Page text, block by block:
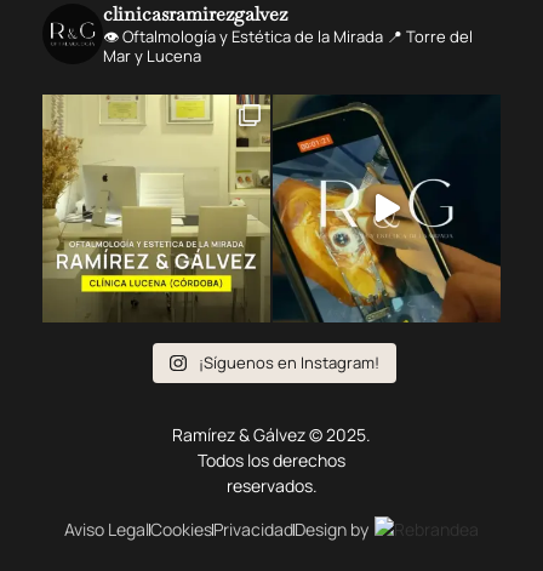
clinicasramirezgalvez
👁️ Oftalmología y Estética de la Mirada 📍 Torre del
Mar y Lucena
¡Síguenos en Instagram!
Ramírez & Gálvez © 2025.
Todos los derechos
reservados.
Aviso LegalCookiesPrivacidadDesign by